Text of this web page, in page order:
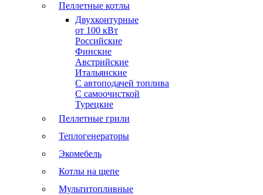
Пеллетные котлы
Двухконтурные
от 100 кВт
Российские
Финские
Австрийские
Итальянские
С автоподачей топлива
С самоочисткой
Турецкие
Пеллетные грили
Теплогенераторы
Экомебель
Котлы на щепе
Мультитопливные